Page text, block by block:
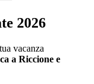
2026
vacanza
a Riccione e